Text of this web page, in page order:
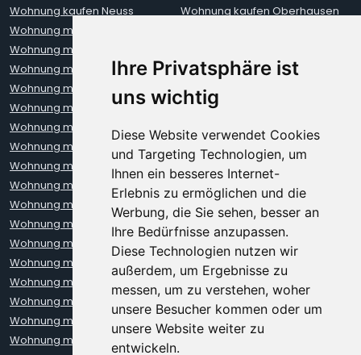
Ihre Privatsphäre ist
uns wichtig
Diese Website verwendet Cookies
und Targeting Technologien, um
Ihnen ein besseres Internet-
Erlebnis zu ermöglichen und die
Werbung, die Sie sehen, besser an
Ihre Bedürfnisse anzupassen.
Diese Technologien nutzen wir
außerdem, um Ergebnisse zu
messen, um zu verstehen, woher
unsere Besucher kommen oder um
unsere Website weiter zu
entwickeln.
Wohnung kaufen Neuss
Wohnung kaufen Oberhausen
Wohnung mieten Aachen
Wohnung mieten Berlin
Wohnung mieten Bochum
Wohnung mieten Bonn
Wohnung mieten Bremen
Wohnung mieten Darmstadt
Wohnung mieten Dortmund
Wohnung mieten Dresden
Wohnung mieten Düsseldorf
Wohnung mieten Erfurt
Wohnung mieten Frankfurt
Wohnung mieten Freiburg
Wohnung mieten Hamburg
Wohnung mieten Hannover
Wohnung mieten Heidelberg
Wohnung mieten Karlsruhe
Wohnung mieten Kiel
Wohnung mieten Kleve
Wohnung mieten Koblenz
Wohnung mieten Krefeld
Wohnung mieten Leipzig
Wohnung mieten Leverkusen
Wohnung mieten Lübeck
Wohnung mieten Mainz
Wohnung mieten Mannheim
Wohnung mieten München
Wohnung mieten Münster
Wohnung mieten Neuss
Wohnung mieten Nürnberg
Wohnung mieten Oberhausen
Wohnung mieten Oldenburg